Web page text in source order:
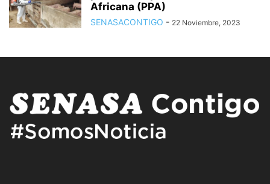
Africana (PPA)
SENASACONTIGO - 22 Noviembre, 2023